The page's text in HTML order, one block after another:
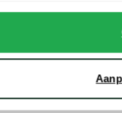
en eigentijdser
Desoto casual
structuren, maar ook